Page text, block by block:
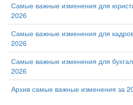
Самые важные изменения для
2026
Самые важные изменения для
2026
Самые важные изменения для
2026
Архив самые важные изменения за